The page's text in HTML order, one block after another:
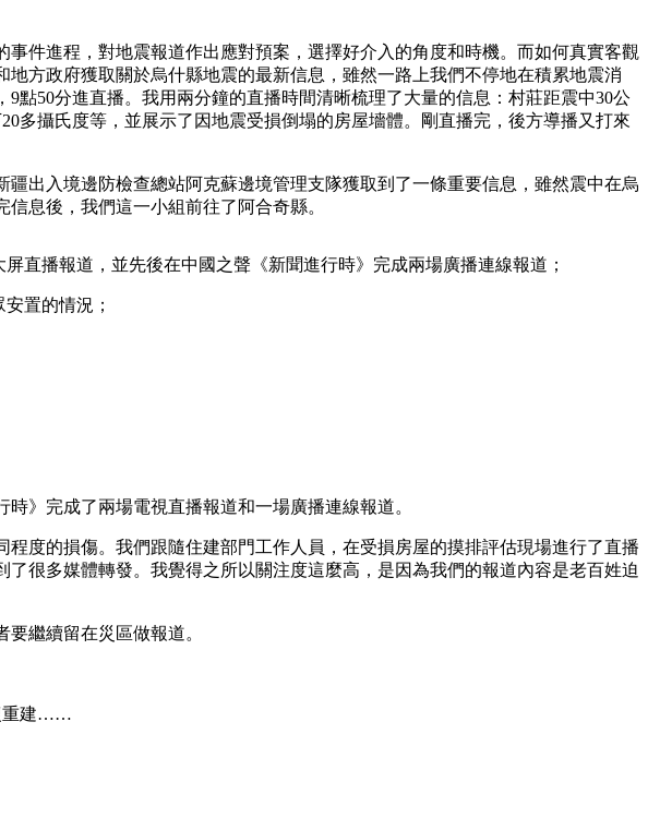
進程，對地震報道作出應對預案，選擇好介入的角度和時機。而如何真實客觀
方政府獲取關於烏什縣地震的最新信息，雖然一路上我們不停地在積累地震消
點50分進直播。我用兩分鐘的直播時間清晰梳理了大量的信息：村莊距震中30公
多攝氏度等，並展示了因地震受損倒塌的房屋墻體。剛直播完，後方導播又打來
入境邊防檢查總站阿克蘇邊境管理支隊獲取到了一條重要信息，雖然震中在烏
息後，我們這一小組前往了阿合奇縣。
播報道，並先後在中國之聲《新聞進行時》完成兩場廣播連線報道；
置的情況；
》完成了兩場電視直播報道和一場廣播連線報道。
度的損傷。我們跟隨住建部門工作人員，在受損房屋的摸排評估現場進行了直播
很多媒體轉發。我覺得之所以關注度這麼高，是因為我們的報道內容是老百姓迫
繼續留在災區做報道。
重建……